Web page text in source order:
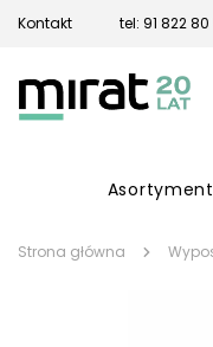
Kontakt tel: 91 822
Asortyment
Strona główna